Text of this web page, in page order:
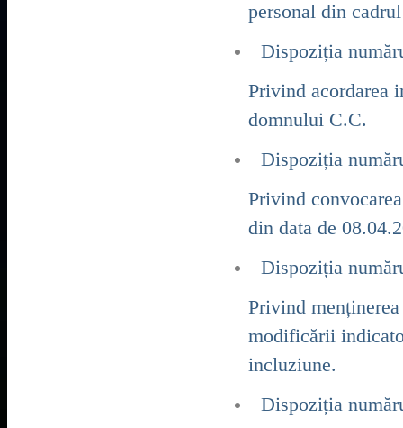
personal din
Dispoziția
Privind acordarea
domnului C.C.
Dispoziția
Privind
din data de
Dispoziția
Privind
modificării
incluziune.
Dispoziția